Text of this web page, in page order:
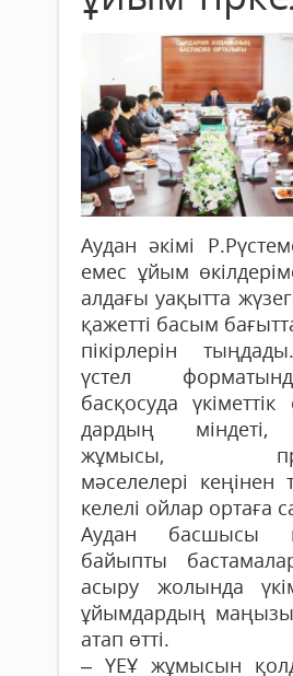
Аудан әкімі
емес ұйым
алдағы уақытта
қажетті басым
пікірлерін
үстел
басқосуда
дардың міндеті,
жұмысы,
мәселелері кеңінен
келелі ойлар ортаға
Аудан басшысы
байыпты
асыру жолында
ұйымдардың маңызы
атап өтті.
– ҮЕҰ жұмысын